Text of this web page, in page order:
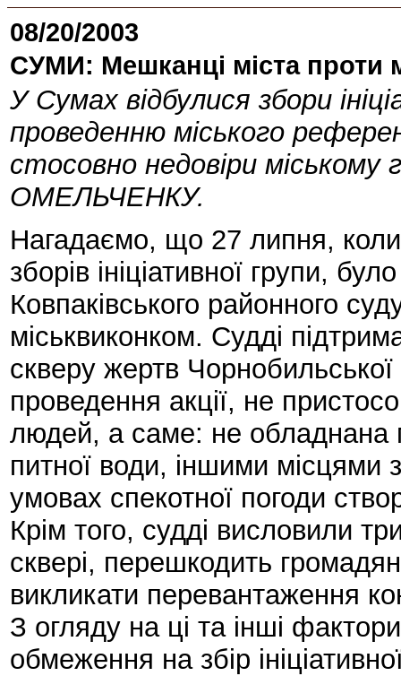
08/20/2003
СУМИ: Мешканці міста проти
У Сумах відбулися збори
проведенню міського
стосовно недовіри
ОМЕЛЬЧЕНКУ.
Нагадаємо, що 27 липня,
зборів ініціативної групи,
Ковпаківського районного
міськвиконком. Судді
скверу жертв
проведення акції, не
людей, а саме: не обладнана
питної води, іншими місцями
умовах спекотної погоди
Крім того, судді висловили
сквері, перешкодить
викликати перевантаження
З огляду на ці та інші
обмеження на збір